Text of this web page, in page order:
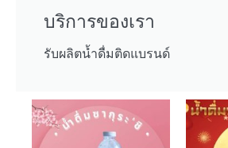
บริการของเรา
รับผลิตน้ำดื่มติดแบรนด์